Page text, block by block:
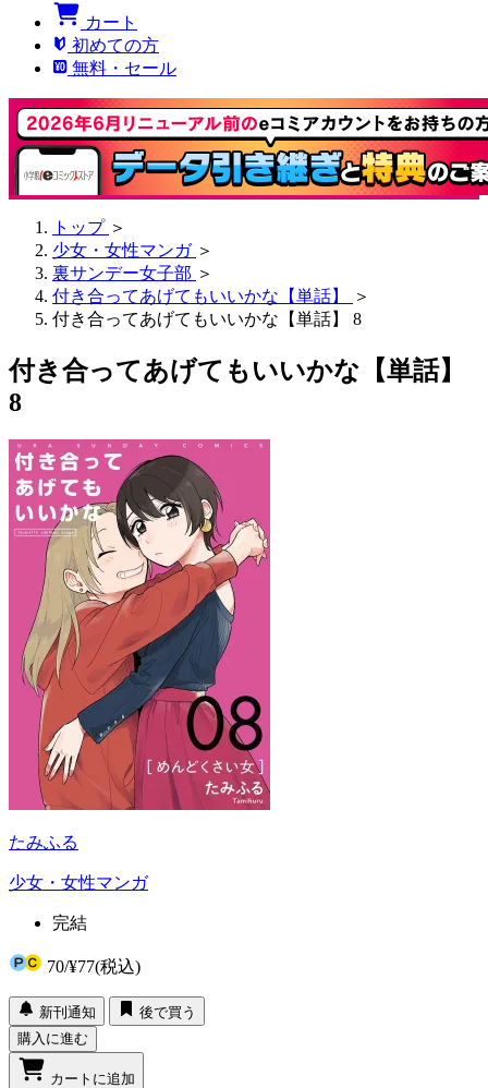
カート
初めての方
無料・セール
トップ ＞
少女・女性マンガ ＞
裏サンデー女子部 ＞
付き合ってあげてもいいかな【単話】
＞
付き合ってあげてもいいかな【単話】 8
付き合ってあげてもいいかな【単話】
8
たみふる
少女・女性マンガ
完結
70/¥77(税込)
新刊通知
後で買う
購入に進む
カートに追加